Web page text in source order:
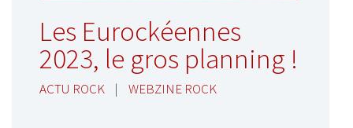
Les Eurockéennes
2023, le gros planning !
ACTU ROCK | WEBZINE ROCK